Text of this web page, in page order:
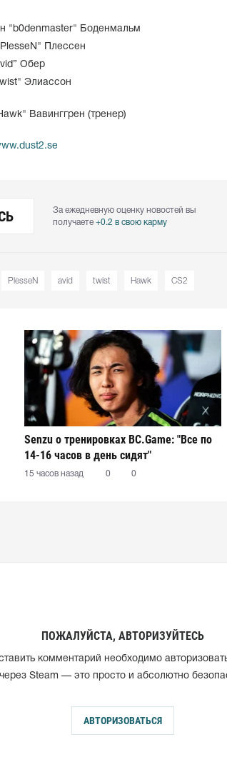
"b0denmaster⁠" Боденмальм
Плессен
Обер
Элиассон
Вавинггрен (тренер)
За ежедневную оценку новостей вы
получаете +0.2 в свою карму
PlesseN avid twist Hawk CS2
Senzu о тренировках BC.Game: "Все по
14-16 часов в день сидят"
15 часов назад 0 0
ПОЖАЛУЙСТА, АВТОРИЗУЙТЕСЬ
комментарий необходимо
через Steam — это просто и абсолютно
АВТОРИЗОВАТЬСЯ